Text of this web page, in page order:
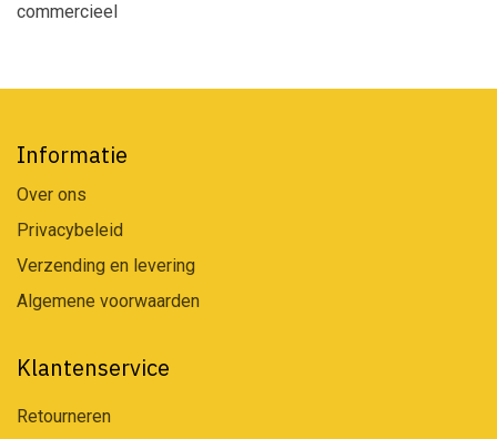
commercieel
Informatie
Over ons
Privacybeleid
Verzending en levering
Algemene voorwaarden
Klantenservice
Retourneren